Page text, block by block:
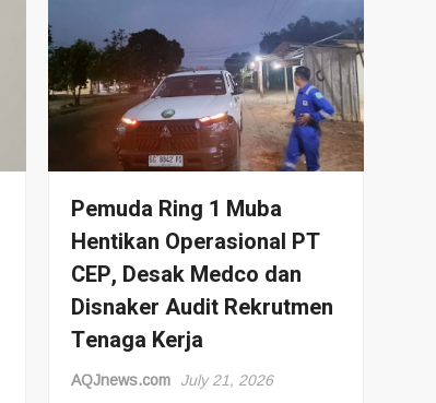
(PSN)
Tol
Muba:
Nama
Dicatut
di
Dokumen,
Zamora
Laporkan
PT
ke
Polres
Pemuda Ring 1 Muba
Hentikan Operasional PT
CEP, Desak Medco dan
Disnaker Audit Rekrutmen
Tenaga Kerja
AQJnews.com July 21, 2026